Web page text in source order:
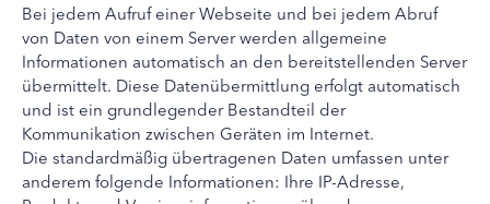
Bei jedem Aufruf einer Webseite und bei jedem Abruf
von Daten von einem Server werden allgemeine
Informationen automatisch an den bereitstellenden Server
übermittelt. Diese Datenübermittlung erfolgt automatisch
und ist ein grundlegender Bestandteil der
Kommunikation zwischen Geräten im Internet.
Die standardmäßig übertragenen Daten umfassen unter
anderem folgende Informationen: Ihre IP-Adresse,